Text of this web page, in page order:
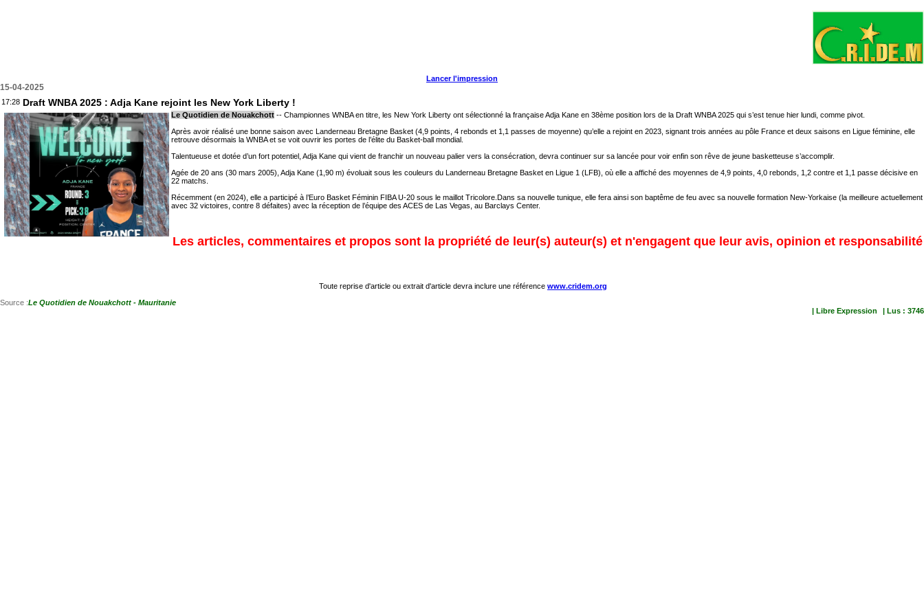
Lancer l'impression
15-04-2025
17:28 Draft WNBA 2025 : Adja Kane rejoint les New York Liberty !
Le Quotidien de Nouakchott -- Championnes WNBA en titre, les New York Liberty ont sélectionné la française Adja Kane en 38ème position lors de la Draft WNBA 2025 qui s’est tenue hier lundi, comme pivot.
Après avoir réalisé une bonne saison avec Landerneau Bretagne Basket (4,9 points, 4 rebonds et 1,1 passes de moyenne) qu’elle a rejoint en 2023, signant trois années au pôle France et deux saisons en Ligue féminine, elle
retrouve désormais la WNBA et se voit ouvrir les portes de l’élite du Basket-ball mondial.
Talentueuse et dotée d’un fort potentiel, Adja Kane qui vient de franchir un nouveau palier vers la consécration, devra continuer sur sa lancée pour voir enfin son rêve de jeune basketteuse s’accomplir.
Agée de 20 ans (30 mars 2005), Adja Kane (1,90 m) évoluait sous les couleurs du Landerneau Bretagne Basket en Ligue 1 (LFB), où elle a affiché des moyennes de 4,9 points, 4,0 rebonds, 1,2 contre et 1,1 passe décisive en
22 matchs.
Récemment (en 2024), elle a participé à l’Euro Basket Féminin FIBA U-20 sous le maillot Tricolore.Dans sa nouvelle tunique, elle fera ainsi son baptême de feu avec sa nouvelle formation New-Yorkaise (la meilleure actuellement
avec 32 victoires, contre 8 défaites) avec la réception de l’équipe des ACES de Las Vegas, au Barclays Center.
Les articles, commentaires et propos sont la propriété de leur(s) auteur(s) et n'engagent que leur avis, opinion et responsabilité
Toute reprise d'article ou extrait d'article devra inclure une référence www.cridem.org
Source :Le Quotidien de Nouakchott - Mauritanie
| Libre Expression
| Lus : 3746